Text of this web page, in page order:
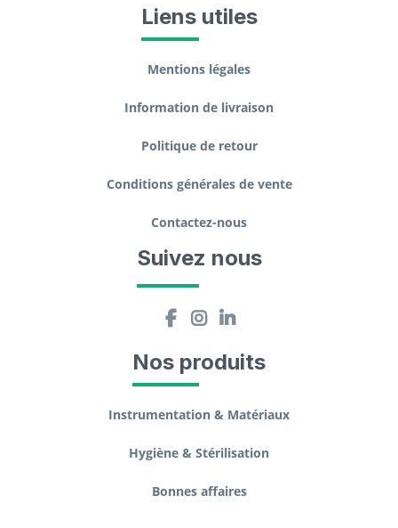
Liens utiles
Mentions légales
Information de livraison
Politique de retour
Conditions générales de vente
Contactez-nous
Suivez nous
Nos produits
Instrumentation & Matériaux
Hygiène & Stérilisation
Bonnes affaires